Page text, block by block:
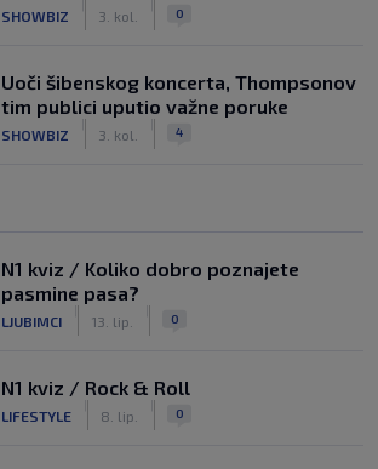
SHOWBIZ 3. kol. 0
Uoči šibenskog koncerta, Thompsonov
tim publici uputio važne poruke
SHOWBIZ 3. kol. 4
N1 kviz / Koliko dobro poznajete
pasmine pasa?
LJUBIMCI 13. lip. 0
N1 kviz / Rock & Roll
LIFESTYLE 8. lip. 0